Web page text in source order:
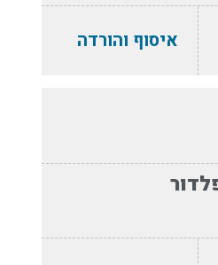
איסוף והורדה